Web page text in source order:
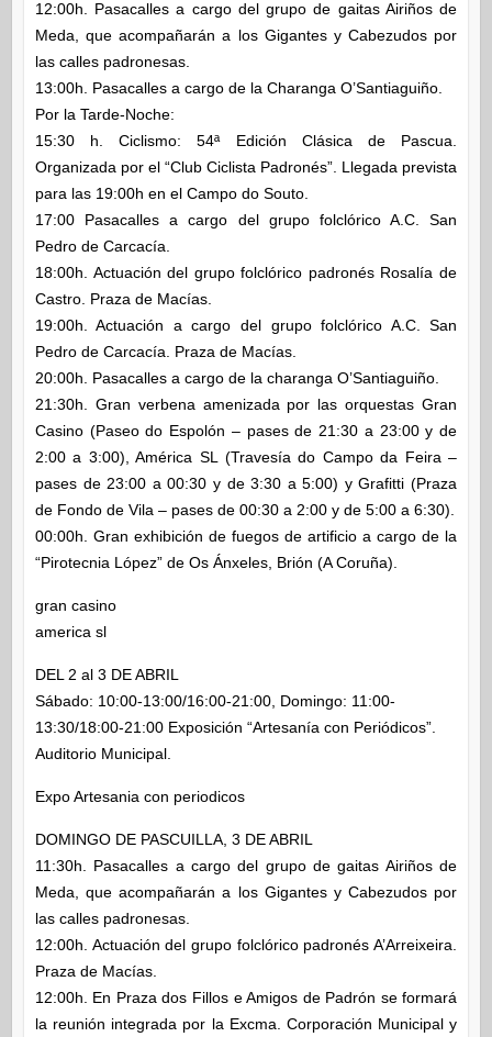
12:00h. Pasacalles a cargo del grupo de gaitas Airiños de
Meda, que acompañarán a los Gigantes y Cabezudos por
las calles padronesas.
13:00h. Pasacalles a cargo de la Charanga O’Santiaguiño.
Por la Tarde-Noche:
15:30 h. Ciclismo: 54ª Edición Clásica de Pascua.
Organizada por el “Club Ciclista Padronés”. Llegada prevista
para las 19:00h en el Campo do Souto.
17:00 Pasacalles a cargo del grupo folclórico A.C. San
Pedro de Carcacía.
18:00h. Actuación del grupo folclórico padronés Rosalía de
Castro. Praza de Macías.
19:00h. Actuación a cargo del grupo folclórico A.C. San
Pedro de Carcacía. Praza de Macías.
20:00h. Pasacalles a cargo de la charanga O’Santiaguiño.
21:30h. Gran verbena amenizada por las orquestas Gran
Casino (Paseo do Espolón – pases de 21:30 a 23:00 y de
2:00 a 3:00), América SL (Travesía do Campo da Feira –
pases de 23:00 a 00:30 y de 3:30 a 5:00) y Grafitti (Praza
de Fondo de Vila – pases de 00:30 a 2:00 y de 5:00 a 6:30).
00:00h. Gran exhibición de fuegos de artificio a cargo de la
“Pirotecnia López” de Os Ánxeles, Brión (A Coruña).
gran casino
america sl
DEL 2 al 3 DE ABRIL
Sábado: 10:00-13:00/16:00-21:00, Domingo: 11:00-
13:30/18:00-21:00 Exposición “Artesanía con Periódicos”.
Auditorio Municipal.
Expo Artesania con periodicos
DOMINGO DE PASCUILLA, 3 DE ABRIL
11:30h. Pasacalles a cargo del grupo de gaitas Airiños de
Meda, que acompañarán a los Gigantes y Cabezudos por
las calles padronesas.
12:00h. Actuación del grupo folclórico padronés A’Arreixeira.
Praza de Macías.
12:00h. En Praza dos Fillos e Amigos de Padrón se formará
la reunión integrada por la Excma. Corporación Municipal y